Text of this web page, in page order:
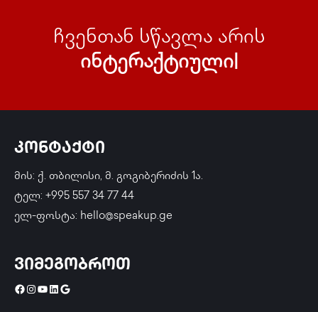
ჩვენთან სწავლა არის ინტე
კონტაქტი
მის: ქ. თბილისი, მ. გოგიბერიძის 1ა.
ტელ: +995 557 34 77 44
ელ-ფოსტა: hello@speakup.ge
ვიმეგობროთ